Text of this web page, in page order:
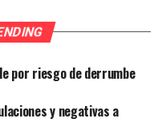
por riesgo de derrumbe
y negativas a